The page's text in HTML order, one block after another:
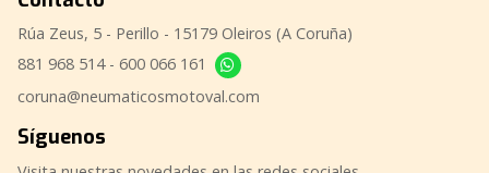
Rúa Zeus, 5 - Perillo - 15179 Oleiros (A Coruña)
881 968 514 - 600 066 161
coruna@neumaticosmotoval.com
Síguenos